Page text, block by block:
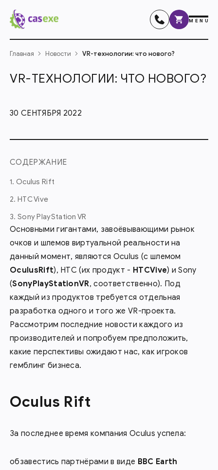
MENU
Главная Новости VR-технологии: что нового?
VR-ТЕХНОЛОГИИ: ЧТО НОВОГО?
30 СЕНТЯБРЯ 2022
Основными гигантами, завоёвывающими рынок
очков и шлемов виртуальной реальности на
данный момент, являются Oculus (с шлемом
OculusRift), HTC (их продукт - HTCVive) и Sony
(SonyPlayStationVR, соответственно). Под
каждый из продуктов требуется отдельная
разработка одного и того же VR-проекта.
Рассмотрим последние новости каждого из
производителей и попробуем предположить,
какие перспективы ожидают нас, как игроков
гемблинг бизнеса.
Oculus Rift
За последнее время компания Oculus успела:
обзавестись партнёрами в виде BBC Earth
СОДЕРЖАНИЕ
1. Oculus Rift
2. HTC Vive
3. Sony PlayStation VR